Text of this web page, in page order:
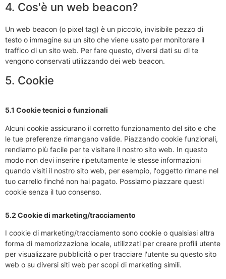
4. Cos'è un web beacon?
Un web beacon (o pixel tag) è un piccolo, invisibile pezzo di
testo o immagine su un sito che viene usato per monitorare il
traffico di un sito web. Per fare questo, diversi dati su di te
vengono conservati utilizzando dei web beacon.
5. Cookie
5.1 Cookie tecnici o funzionali
Alcuni cookie assicurano il corretto funzionamento del sito e che
le tue preferenze rimangano valide. Piazzando cookie funzionali,
rendiamo più facile per te visitare il nostro sito web. In questo
modo non devi inserire ripetutamente le stesse informazioni
quando visiti il nostro sito web, per esempio, l'oggetto rimane nel
tuo carrello finché non hai pagato. Possiamo piazzare questi
cookie senza il tuo consenso.
5.2 Cookie di marketing/tracciamento
I cookie di marketing/tracciamento sono cookie o qualsiasi altra
forma di memorizzazione locale, utilizzati per creare profili utente
per visualizzare pubblicità o per tracciare l'utente su questo sito
web o su diversi siti web per scopi di marketing simili.